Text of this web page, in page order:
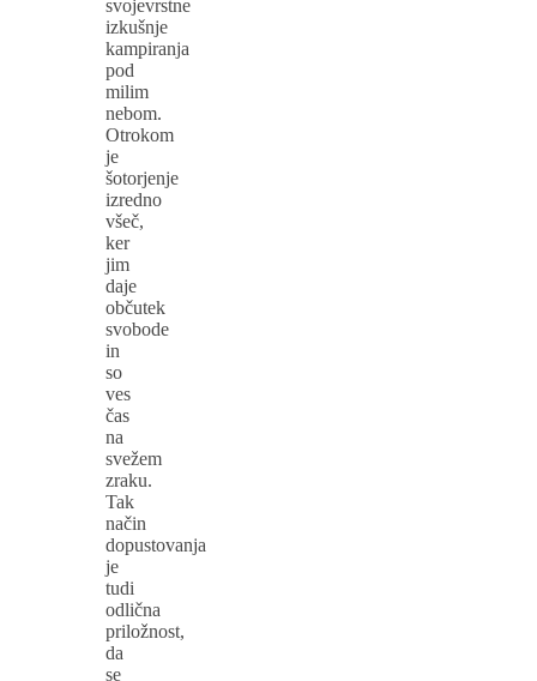
svojevrstne
izkušnje
kampiranja
pod
milim
nebom.
Otrokom
je
šotorjenje
izredno
všeč,
ker
jim
daje
občutek
svobode
in
so
ves
čas
na
svežem
zraku.
Tak
način
dopustovanja
je
tudi
odlična
priložnost,
da
se